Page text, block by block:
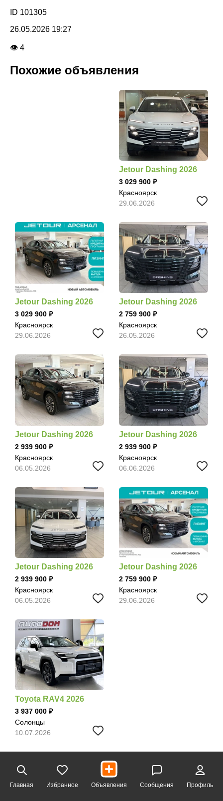
ID 101305
26.05.2026 19:27
👁 4
Похожие объявления
Jetour Dashing 2026
3 029 900
Красноярск
29.06.2026
Jetour Dashing 2026
3 029 900
Красноярск
29.06.2026
Jetour Dashing 2026
2 759 900
Красноярск
26.05.2026
Jetour Dashing 2026
2 939 900
Красноярск
06.05.2026
Jetour Dashing 2026
2 939 900
Красноярск
06.06.2026
Jetour Dashing 2026
2 939 900
Красноярск
06.05.2026
Jetour Dashing 2026
2 759 900
Красноярск
29.06.2026
Toyota RAV4 2026
3 937 000
Солонцы
10.07.2026
Главная Избранное Объявления Сообщения Профиль